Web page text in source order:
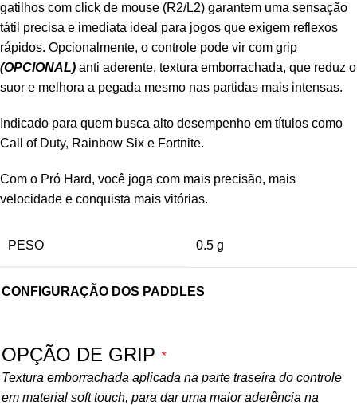
gatilhos com click de mouse (R2/L2) garantem uma sensação
tátil precisa e imediata ideal para jogos que exigem reflexos
rápidos. Opcionalmente, o controle pode vir com grip
(OPCIONAL) anti aderente, textura emborrachada, que reduz o
suor e melhora a pegada mesmo nas partidas mais intensas.
Indicado para quem busca alto desempenho em títulos como
Call of Duty, Rainbow Six e Fortnite.
Com o Pró Hard, você joga com mais precisão, mais
velocidade e conquista mais vitórias.
PESO 0.5 g
CONFIGURAÇÃO DOS PADDLES
OPÇÃO DE GRIP *
Textura emborrachada aplicada na parte traseira do controle
em material soft touch, para dar uma maior aderência na